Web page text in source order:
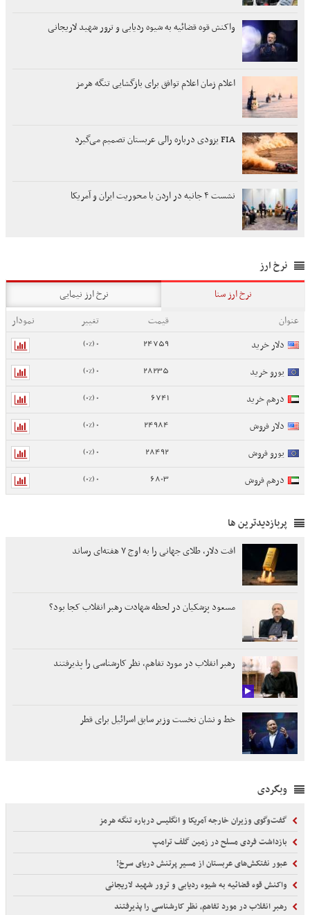
واکنش قوه قضائیه به شیوه ردیابی و ترور شهید لاریجانی
اعلام زمان اعلام توافق برای بازگشایی تنگه هرمز
FIA یزودی درباره رالی عربستان تصمیم می‌گیرد
نشست ۴ جانبه در اردن با محوریت ایران و آمریکا
نرخ ارز
نرخ ارز سنا
نرخ ارز نیمایی
عنوان
قیمت تغییر
نمودار
دلار خرید
24759
0 (0%)
یورو خرید 28235
0 (0%)
درهم خرید 6741
0 (0%)
دلار فروش 24984
0 (0%)
یورو فروش 28492
0 (0%)
درهم فروش 6803
0 (0%)
پربازدیدترین ها
افت دلار، طلای جهانی را به اوج ۷ هفته‌ای رساند
مسعود پزشکیان در لحظه شهادت رهبر انقلاب کجا بود؟
رهبر انقلاب در مورد تفاهم، نظر کارشناسی را پذیرفتند
خط و نشان نخست وزیر سابق اسرائیل برای قطر
وبگردی
گفت‌وگوی وزیران خارجه آمریکا و انگلیس درباره تنگه هرمز
بازداشت فردی مسلح در زمین گلف ترامپ
عبور نفتکش‌های عربستان از مسیر پرتنش دریای سرخ!
واکنش قوه قضائیه به شیوه ردیابی و ترور شهید لاریجانی
رهبر انقلاب در مورد تفاهم، نظر کارشناسی را پذیرفتند